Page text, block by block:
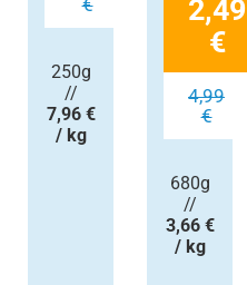
250g
//
7,96 €
/ kg
2,49
€
4,99
€
680g
//
3,66 €
/ kg